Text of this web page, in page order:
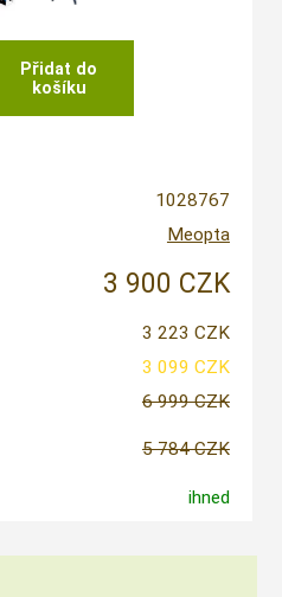
1028767
Meopta
3 900 CZK
3 223 CZK
3 099 CZK
6 999 CZK
5 784 CZK
ihned